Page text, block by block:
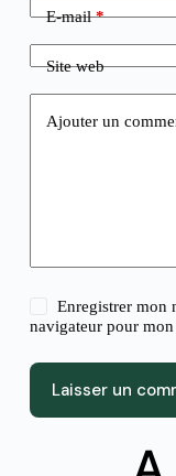
E-mail*
Site web
Ajouter un
Enregistrer mon
navigateur pour
Laisser un